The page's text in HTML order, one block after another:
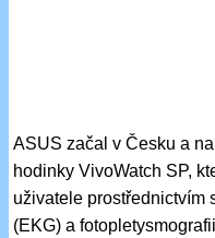
ASUS začal v Česku a
hodinky VivoWatch SP,
uživatele prostřednictvím
(EKG) a